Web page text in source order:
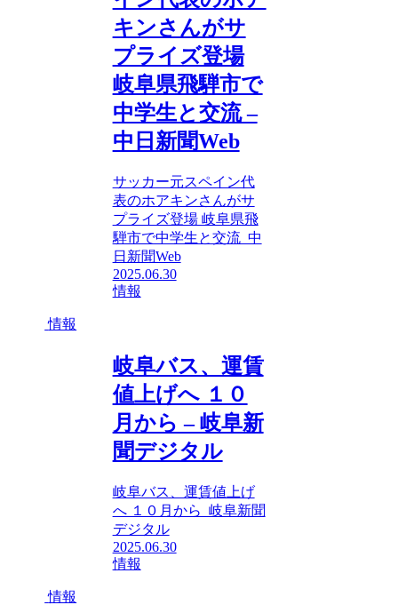
キンさんがサ
プライズ登場
岐阜県飛騨市で
中学生と交流 –
中日新聞Web
サッカー元スペイン代
表のホアキンさんがサ
プライズ登場 岐阜県飛
騨市で中学生と交流 中
日新聞Web
2025.06.30
情報
情報
岐阜バス、運賃
値上げへ １０
月から – 岐阜新
聞デジタル
岐阜バス、運賃値上げ
へ １０月から 岐阜新聞
デジタル
2025.06.30
情報
情報